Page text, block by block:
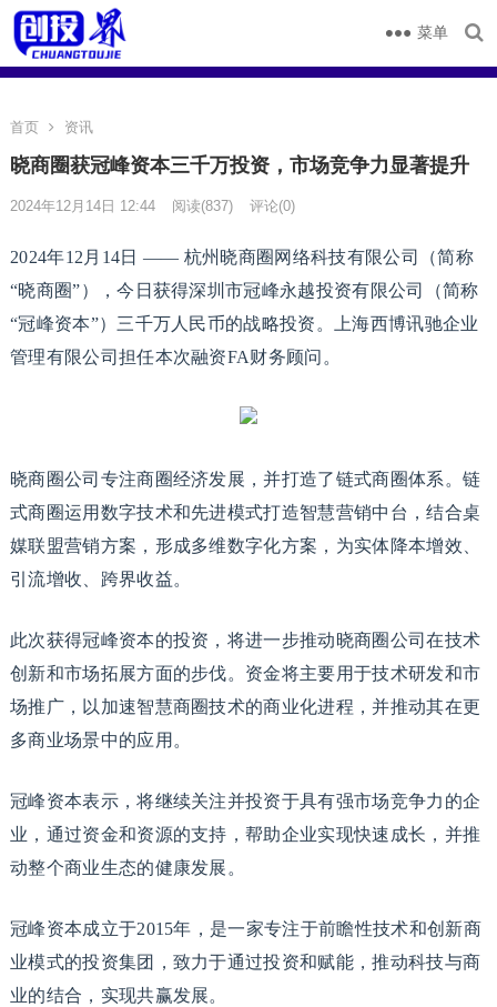
菜单
首页 资讯
晓商圈获冠峰资本三千万投资，市场竞争力显著提升
2024年12月14日 12:44 阅读(837) 评论(0)
2024年12月14日 —— 杭州晓商圈网络科技有限公司（简称
“晓商圈”），今日获得深圳市冠峰永越投资有限公司（简称
“冠峰资本”）三千万人民币的战略投资。上海西博讯驰企业
管理有限公司担任本次融资FA财务顾问。
晓商圈公司专注商圈经济发展，并打造了链式商圈体系。链
式商圈运用数字技术和先进模式打造智慧营销中台，结合桌
媒联盟营销方案，形成多维数字化方案，为实体降本增效、
引流增收、跨界收益。
此次获得冠峰资本的投资，将进一步推动晓商圈公司在技术
创新和市场拓展方面的步伐。资金将主要用于技术研发和市
场推广，以加速智慧商圈技术的商业化进程，并推动其在更
多商业场景中的应用。
冠峰资本表示，将继续关注并投资于具有强市场竞争力的企
业，通过资金和资源的支持，帮助企业实现快速成长，并推
动整个商业生态的健康发展。
冠峰资本成立于2015年，是一家专注于前瞻性技术和创新商
业模式的投资集团，致力于通过投资和赋能，推动科技与商
业的结合，实现共赢发展。